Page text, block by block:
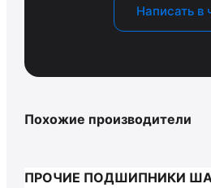
Написать в
Похожие производители
ПРОЧИЕ ПОДШИПНИКИ